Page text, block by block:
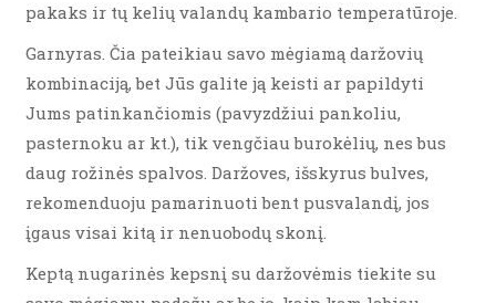
pakaks ir tų kelių valandų kambario temperatūroje.
Garnyras. Čia pateikiau savo mėgiamą daržovių
kombinaciją, bet Jūs galite ją keisti ar papildyti
Jums patinkančiomis (pavyzdžiui pankoliu,
pasternoku ar kt.), tik vengčiau burokėlių, nes bus
daug rožinės spalvos. Daržoves, išskyrus bulves,
rekomenduoju pamarinuoti bent pusvalandį, jos
įgaus visai kitą ir nenuobodų skonį.
Keptą nugarinės kepsnį su daržovėmis tiekite su